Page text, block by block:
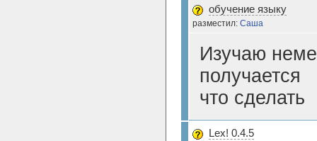
обучение языку
разместил: Саша
Изучаю
получается
что сделать
Lex! 0.4.5